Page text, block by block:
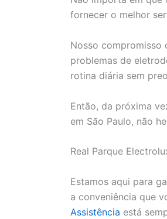
fornecer o melhor
Nosso compromisso
problemas de
rotina diária sem
Então, da próxima
em São Paulo, não
Real Parque
Estamos aqui para
a conveniência que
Assistência está